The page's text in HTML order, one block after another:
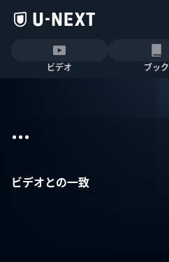
ビデオ ブック
...
ビデオとの一致